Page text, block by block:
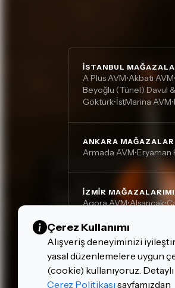
İSTANBUL
A Plus AVM•Akbatı AVM•
Beyoğlu (Tünel) Davul
Göktürk•İstMarina AVM•
ANKARA
Armada AVM•Eryaman
İZMIR
Agora AVM•Alsancak•
DIĞER
Adana, Çukurova -
Çerez Kullanımı
Alışveriş deneyiminizi
yasal düzenlemelere uygun
(cookie) kullanıyoruz.
Çerez Politikası sayfamızdan